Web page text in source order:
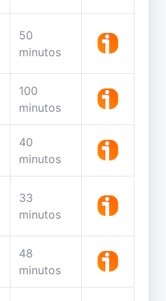
50
minutos
100
minutos
40
minutos
33
minutos
48
minutos